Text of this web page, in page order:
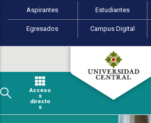
Pasar al contenido principal
Perfiles de usuario
Aspirantes Estudiantes
Egresados Campus Digital
Acceso
s
directo
s